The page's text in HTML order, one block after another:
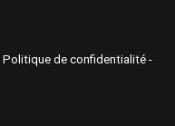
Politique de confidentialité -